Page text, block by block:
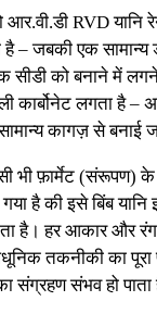
आर.वी.डी RVD यानि
जबकी एक सामान्य
को बनाने में लगने
कार्बोनेट लगता है
कागज़ से बनाई
भी फ़ार्मेट (संरूपण) के
गया है की इसे बिंब
है। हर आकार और
तकनीकी का पूरा
संग्रहण संभव हो